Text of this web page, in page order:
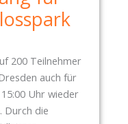
200 Teilnehmer
auch für
Uhr wieder
Durch die